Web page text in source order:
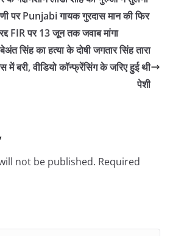
पर Punjabi गायक गुरदास मान की फिर
FIR पर 13 जून तक जवाब मांगा
सिंह का हत्या के दोषी जगतार सिंह तारा
बरी, वीडियो कॉन्फ्रेंसिंग के जरिए हुई थी
पेशी
not be published. Required